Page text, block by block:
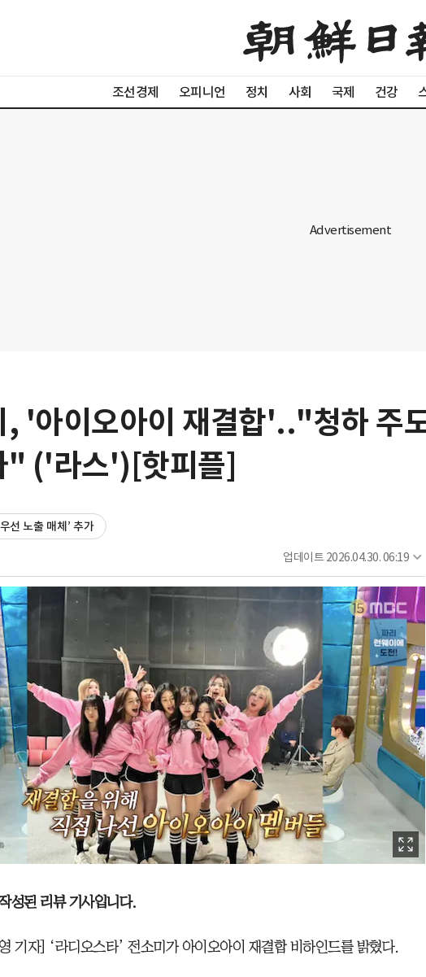
조선경제 오피니언 정치 사회 국제 건강
, '아이오아이 재결합'.."청하 주
" ('라스')[핫피플]
선 노출 매체’ 추가
업데이트 2026.04.30. 06:19
성된 리뷰 기사입니다.
기자] ‘라디오스타’ 전소미가 아이오아이 재결합 비하인드를 밝혔다.